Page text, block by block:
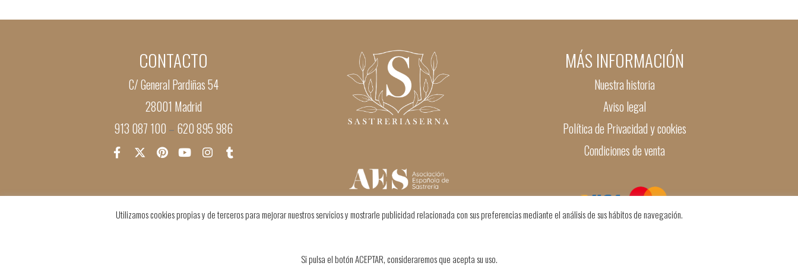
CONTACTO
C/ General Pardiñas 54
28001 Madrid
913 087 100 – 620 895 986
MÁS INFORMACIÓN
Nuestra historia
Aviso legal
Política de Privacidad y cookies
Condiciones de venta
Utilizamos cookies propias y de terceros para mejorar nuestros servicios y mostrarle publicidad relacionada con sus preferencias mediante el análisis de sus hábitos de navegación.
Si pulsa el botón ACEPTAR, consideraremos que acepta su uso.